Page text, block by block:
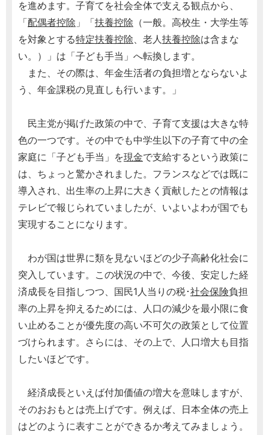
を進めます。子育てを社会全体で支える観点から、
「配偶者控除 」「扶養控除 （一般。高校生・大学生等
を対象とする特定扶養控除、老人扶養控除は含まな
い。）」は「子ども手当」へ転換します。
また、その際は、年金生活者の負担増とならないよ
う、年金課税の見直しも行います。」
民主党が掲げた政策の中で、子育て支援は大きな特
色の一つです。その中でも中学生以下の子育て中の全
家庭に「子ども手当」を現金で支給するという政策に
は、ちょっと驚かされました。フランスなどでは既に
導入され、出生率の上昇に大きく貢献したとの情報は
テレビで報じられていましたが、いよいよわが国でも
実現することになります。
わが国は世界に類を見ないほどの少子高齢化社会に
突入しています。この状況の中で、今後、安定した経
済成長を目指しつつ、国民1人当りの税･社会保険負担
率の上昇を抑えるためには、人口の減少を最小限に食
い止めることが優先度の高い不可欠の政策として位置
づけられます。さらには、その上で、人口増大も目指
したいほどです。
経済成長といえば付加価値の増大を意味しますが、
そのおおもとは売上げです。例えば、日本全体の売上
はどのように表すことができるか考えてみましょう。